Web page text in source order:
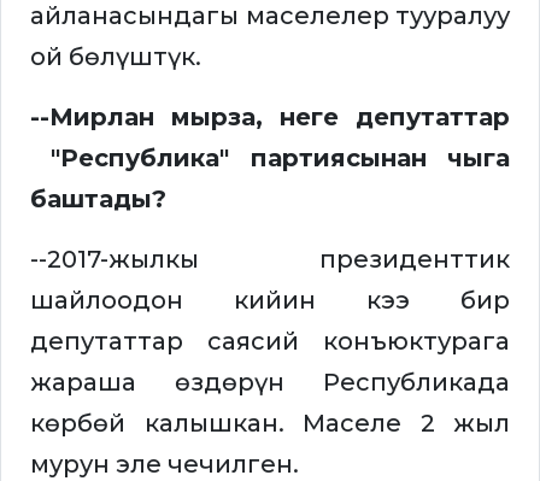
айланасындагы маселелер тууралуу
ой бөлүштүк.
--Мирлан мырза, неге депутаттар
"Республика" партиясынан чыга
баштады?
--2017-жылкы президенттик
шайлоодон кийин кээ бир
депутаттар саясий конъюктурага
жараша өздөрүн Республикада
көрбөй калышкан. Маселе 2 жыл
мурун эле чечилген.